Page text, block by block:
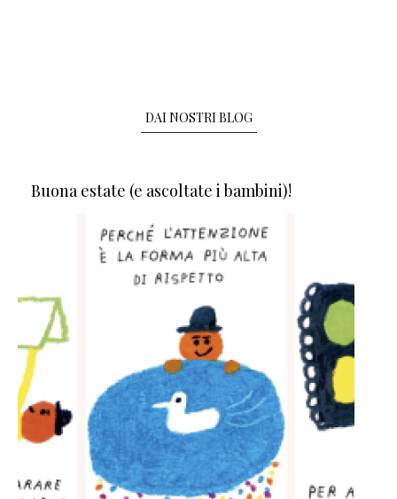
DAI NOSTRI BLOG
Buona estate (e ascoltate i bambini)!